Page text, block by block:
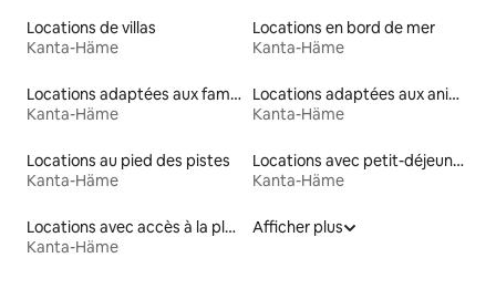
Locations de villas
Kanta-Häme
Locations en bord de mer
Kanta-Häme
Locations adaptées aux familles
Kanta-Häme
Locations adaptées aux animaux
Kanta-Häme
Locations au pied des pistes
Kanta-Häme
Locations avec petit-déjeuner
Kanta-Häme
Locations avec accès à la plage
Kanta-Häme
Afficher plus